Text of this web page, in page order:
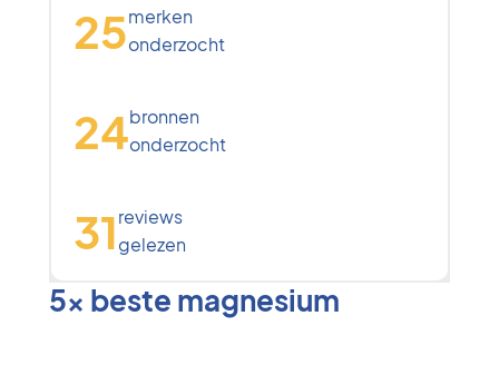
25merken
onderzocht
24bronnen
onderzocht
31reviews
gelezen
5x beste magnesium